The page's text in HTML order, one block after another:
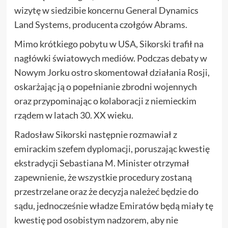
wizytę w siedzibie koncernu General Dynamics
Land Systems, producenta czołgów Abrams.
Mimo krótkiego pobytu w USA, Sikorski trafił na
nagłówki światowych mediów. Podczas debaty w
Nowym Jorku ostro skomentował działania Rosji,
oskarżając ją o popełnianie zbrodni wojennych
oraz przypominając o kolaboracji z niemieckim
rządem w latach 30. XX wieku.
Radosław Sikorski następnie rozmawiał z
emirackim szefem dyplomacji, poruszając kwestię
ekstradycji Sebastiana M. Minister otrzymał
zapewnienie, że wszystkie procedury zostaną
przestrzelane oraz że decyzja należeć będzie do
sądu, jednocześnie władze Emiratów będą miały tę
kwestię pod osobistym nadzorem, aby nie